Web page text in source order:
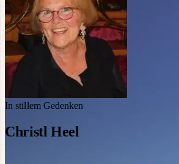
In stillem Gedenken
Christl Heel